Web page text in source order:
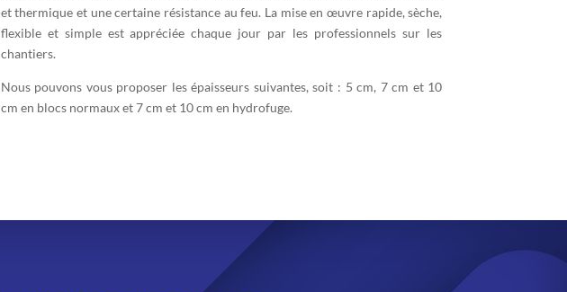
et thermique et une certaine résistance au feu. La mise en œuvre rapide, sèche,
flexible et simple est appréciée chaque jour par les professionnels sur les
chantiers.
Nous pouvons vous proposer les épaisseurs suivantes, soit : 5 cm, 7 cm et 10
cm en blocs normaux et 7 cm et 10 cm en hydrofuge.